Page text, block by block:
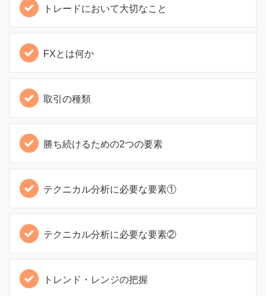
トレードにおいて大切なこと
FXとは何か
取引の種類
勝ち続けるための2つの要素
テクニカル分析に必要な要素①
テクニカル分析に必要な要素②
トレンド・レンジの把握